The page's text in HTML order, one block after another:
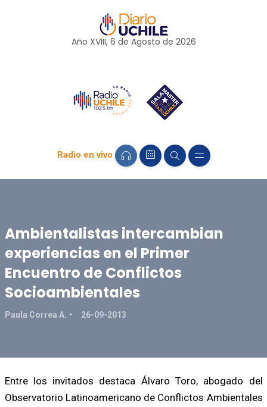
Año XVIII, 6 de Agosto de 2026
Radio en vivo
Ambientalistas intercambian
experiencias en el Primer
Encuentro de Conflictos
Socioambientales
Paula Correa A. 26-09-2013
Entre los invitados destaca Álvaro Toro, abogado del
Observatorio Latinoamericano de Conflictos Ambientales